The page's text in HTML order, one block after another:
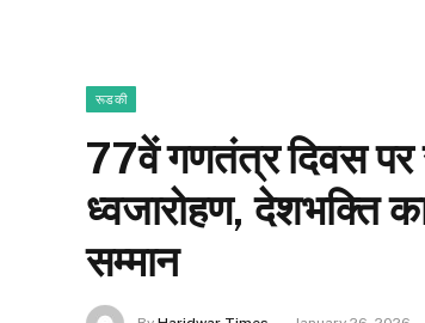
रूडकी
77वें गणतंत्र दिवस
ध्वजारोहण, देशभक्ति
सम्मान